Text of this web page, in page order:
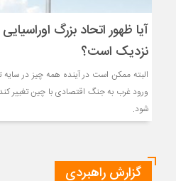
آیا ظهور اتحاد بزرگ
نزدیک است؟
البته ممکن است در آینده همه چیز در
ورود غرب به جنگ اقتصادی با چین تغییر
شود.
گزارش راهبردی